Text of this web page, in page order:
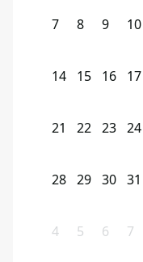
7 8 9 10
14 15 16 17
21 22 23 24
28 29 30 31
4 5 6 7